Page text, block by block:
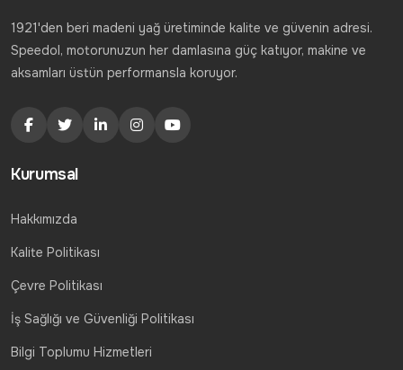
1921'den beri madeni yağ üretiminde kalite ve güvenin adresi.
Speedol, motorunuzun her damlasına güç katıyor, makine ve
aksamları üstün performansla koruyor.
Kurumsal
Hakkımızda
Kalite Politikası
Çevre Politikası
İş Sağlığı ve Güvenliği Politikası
Bilgi Toplumu Hizmetleri